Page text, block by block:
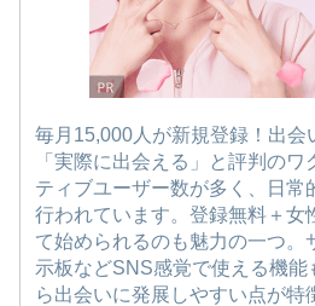
毎月15,000人が新規登録！出会
「実際に出会える」と評判の
ティブユーザー数が多く、日常
行われています。登録無料＋女
て始められるのも魅力の一つ。
示板などSNS感覚で使える機
ら出会いに発展しやすい点が特